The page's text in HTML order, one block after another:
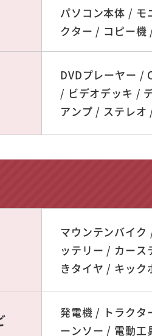
パソコン本体 / モ
クター / コピー
DVDプレーヤー /
/ ビデオデッキ /
アンプ / ステレオ
マウンテンバイ
ッテリー / カー
きタイヤ / キック
発電機 / トラク
ーンソー / 電動工